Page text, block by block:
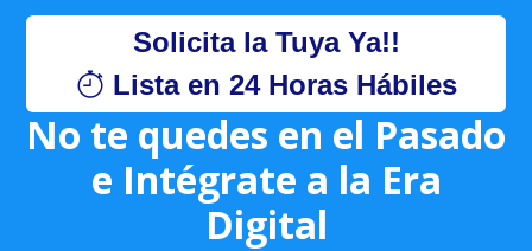
Solicita la Tuya Ya!!
Lista en 24 Horas Hábiles
No te quedes en el Pasado
e Intégrate a la Era
Digital